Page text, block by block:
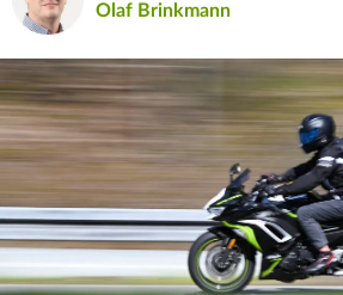
Olaf Brinkmann